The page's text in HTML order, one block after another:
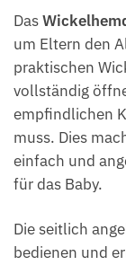
Das
um Eltern den
praktischen
vollständig
empfindlichen
muss. Dies
einfach und
für das Baby.
Die seitlich
bedienen und